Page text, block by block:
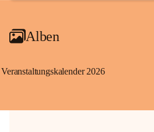
Alben
Veranstaltungskalender 2026